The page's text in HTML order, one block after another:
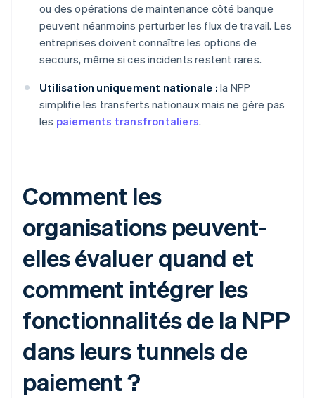
ou des opérations de maintenance côté banque
peuvent néanmoins perturber les flux de travail. Les
entreprises doivent connaître les options de
secours, même si ces incidents restent rares.
Utilisation uniquement nationale : la NPP
simplifie les transferts nationaux mais ne gère pas
les paiements transfrontaliers.
Comment les
organisations peuvent-
elles évaluer quand et
comment intégrer les
fonctionnalités de la NPP
dans leurs tunnels de
paiement ?